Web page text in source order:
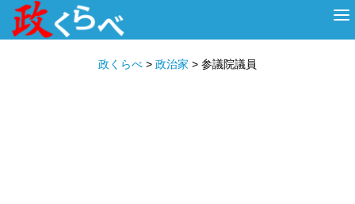
政くらべ > 政治家 > 参議院議員